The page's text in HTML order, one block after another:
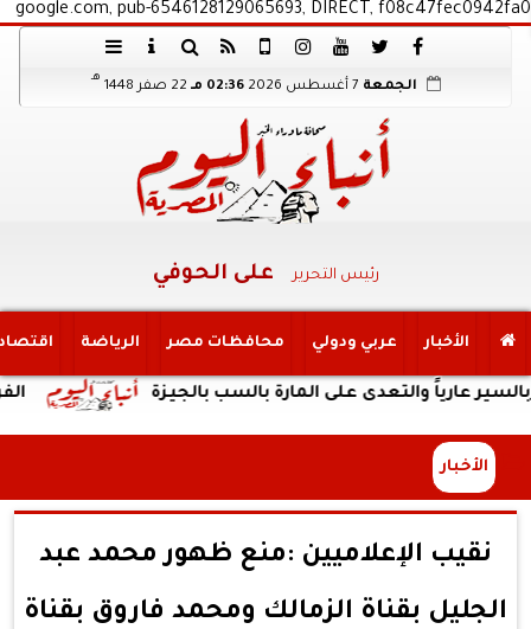
google.com, pub-6546128129065693, DIRECT, f08c47fec0942fa0
الجمعة 02:36 مـ 22 صفر 1448
هـ
رئيس التحرير على الحوفي
الأخبار عربي ودولي محافظات مصر الرياضة
الفريق على المارة بالسب بالجيزة
الأخبار
نقيب الإعلاميين :منع ظهور محمد عبد
الجليل بقناة الزمالك ومحمد فاروق بقناة